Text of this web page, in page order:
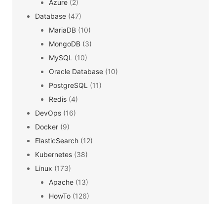
Azure (2)
Database (47)
MariaDB (10)
MongoDB (3)
MySQL (10)
Oracle Database (10)
PostgreSQL (11)
Redis (4)
DevOps (16)
Docker (9)
ElasticSearch (12)
Kubernetes (38)
Linux (173)
Apache (13)
HowTo (126)